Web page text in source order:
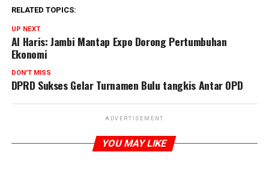
RELATED TOPICS:
UP NEXT
Al Haris: Jambi Mantap Expo Dorong Pertumbuhan
Ekonomi
DON'T MISS
DPRD Sukses Gelar Turnamen Bulu tangkis Antar OPD
ADVERTISEMENT
YOU MAY LIKE